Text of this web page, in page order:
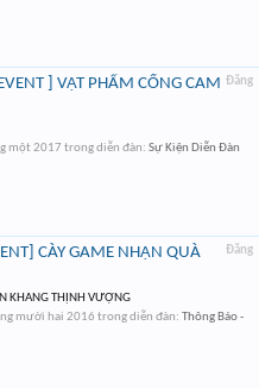
Đăng
] VẬT PHẨM CỐNG CAM
một 2017 trong diễn đàn: Sự Kiện Diễn Đàn
Đăng
CÀY GAME NHẬN QUÀ
KHANG THỊNH VƯỢNG
mười hai 2016 trong diễn đàn: Thông Báo -